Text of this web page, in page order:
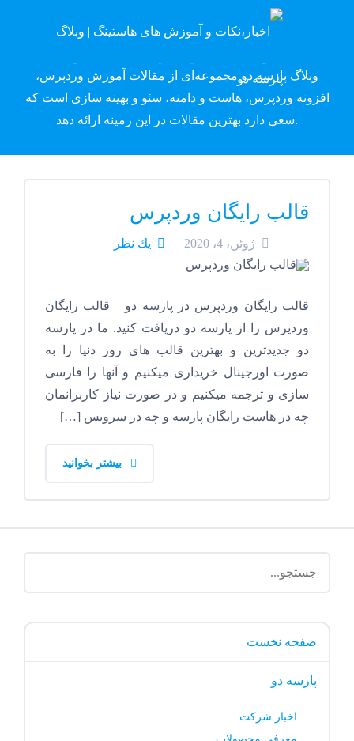
وبلاگ پارسه دِو
وبلاگ پارسه دو مجموعه‌ای از مقالات آموزش وردپرس،
افزونه وردپرس، هاست و دامنه، سئو و بهینه سازی است که
سعی دارد بهترین مقالات در این زمینه ارائه دهد.
قالب رایگان وردپرس
ژوئن، 4، 2020 يك نظر
قالب رایگان وردپرس در پارسه دو قالب رایگان
وردپرس را از پارسه دو دریافت کنید. ما در پارسه
دو جدیدترین و بهترین قالب های روز دنیا را به
صورت اورجینال خریداری میکنیم و آنها را فارسی
سازی و ترجمه میکنیم و در صورت نیاز کاربرانمان
چه در هاست رایگان پارسه و چه در سرویس […]
صفحه نخست
پارسه دو
اخبار شرکت